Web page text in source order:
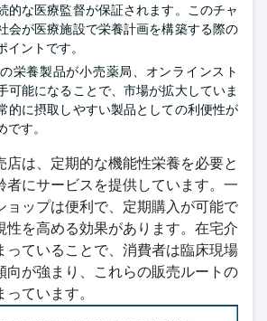
的な医療監督が保証されます。このチャ
会が医療施設で栄養計画を構築する際の
ントです。
栄養製品が小売薬局、オンラインスト
可能になることで、市場が拡大していま
的に摂取しやすい製品としての利便性が
す。
店は、定期的な機能性栄養を必要と
者にサービスを提供しています。一
ョップは便利で、定期購入が可能で
性を高める効果があります。在宅介
っていることで、消費者は臨床現場
向が強まり、これらの販売ルートの
ています。